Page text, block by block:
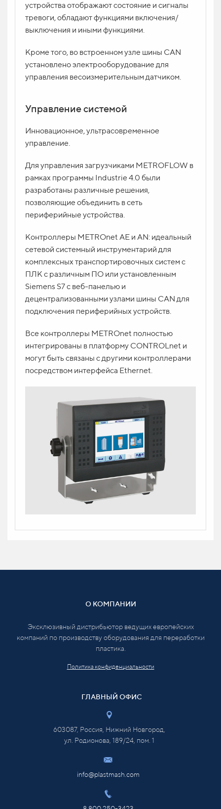
устройства отображают состояние и сигналы
тревоги, обладают функциями включения/
выключения и иными функциями.
Кроме того, во встроенном узле шины CAN
установлено электрооборудование для
управления весоизмерительным датчиком.
Управление системой
Инновационное, ультрасовременное
управление.
Для управления загрузчиками METROFLOW в
рамках программы Industrie 4.0 были
разработаны различные решения,
позволяющие объединить в сеть
периферийные устройства.
Контроллеры METROnet AE и AN: идеальный
сетевой системный инструментарий для
комплексных транспортировочных систем с
ПЛК с различным ПО или установленным
Siemens S7 с веб-панелью и
децентрализованными узлами шины CAN для
подключения периферийных устройств.
Все контроллеры METROnet полностью
интегрированы в платформу CONTROLnet и
могут быть связаны с другими контроллерами
посредством интерфейса Ethernet.
О КОМПАНИИ
Эксклюзивный дистрибьютор ведущих европейских
компаний по производству оборудования для переработки
пластика.
Политика конфиденциальности
ГЛАВНЫЙ ОФИС
603087, Россия, Нижний Новгород,
ул. Родионова, 189/24, пом. 1
info@plastmash.com